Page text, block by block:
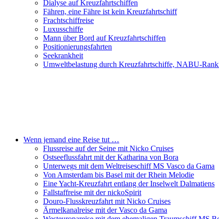
Dialyse auf Kreuzfahrtschiffen
Fähren, eine Fähre ist kein Kreuzfahrtschiff
Frachtschiffreise
Luxusschiffe
Mann über Bord auf Kreuzfahrtschiffen
Positionierungsfahrten
Seekrankheit
Umweltbelastung durch Kreuzfahrtschiffe, NABU-
Wenn jemand eine Reise tut …
Flussreise auf der Seine mit Nicko Cruises
Ostseeflussfahrt mit der Katharina von Bora
Unterwegs mit dem Weltreiseschiff MS Vasco da Gama
Von Amsterdam bis Basel mit der Rhein Melodie
Eine Yacht-Kreuzfahrt entlang der Inselwelt Dalmatiens
Fallstaffreise mit der nickoSpirit
Douro-Flusskreuzfahrt mit Nicko Cruises
Ärmelkanalreise mit der Vasco da Gama